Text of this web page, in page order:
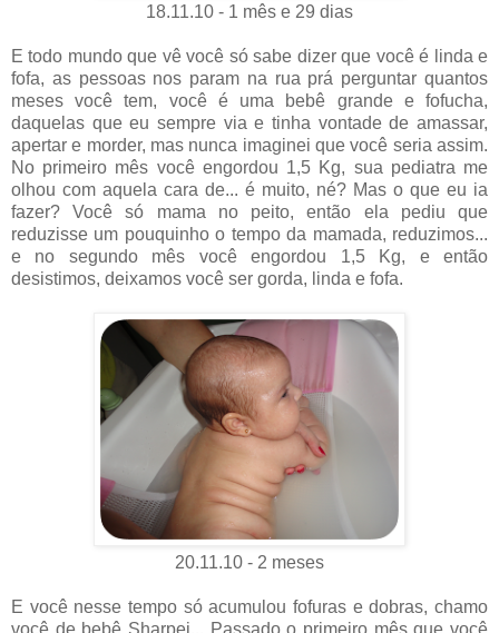
18.11.10 - 1 mês e 29 dias
E todo mundo que vê você só sabe dizer que você é linda e
fofa, as pessoas nos param na rua prá perguntar quantos
meses você tem, você é uma bebê grande e fofucha,
daquelas que eu sempre via e tinha vontade de amassar,
apertar e morder, mas nunca imaginei que você seria assim.
No primeiro mês você engordou 1,5 Kg, sua pediatra me
olhou com aquela cara de... é muito, né? Mas o que eu ia
fazer? Você só mama no peito, então ela pediu que
reduzisse um pouquinho o tempo da mamada, reduzimos...
e no segundo mês você engordou 1,5 Kg, e então
desistimos, deixamos você ser gorda, linda e fofa.
20.11.10 - 2 meses
E você nesse tempo só acumulou fofuras e dobras, chamo
você de bebê Sharpei... Passado o primeiro mês que você